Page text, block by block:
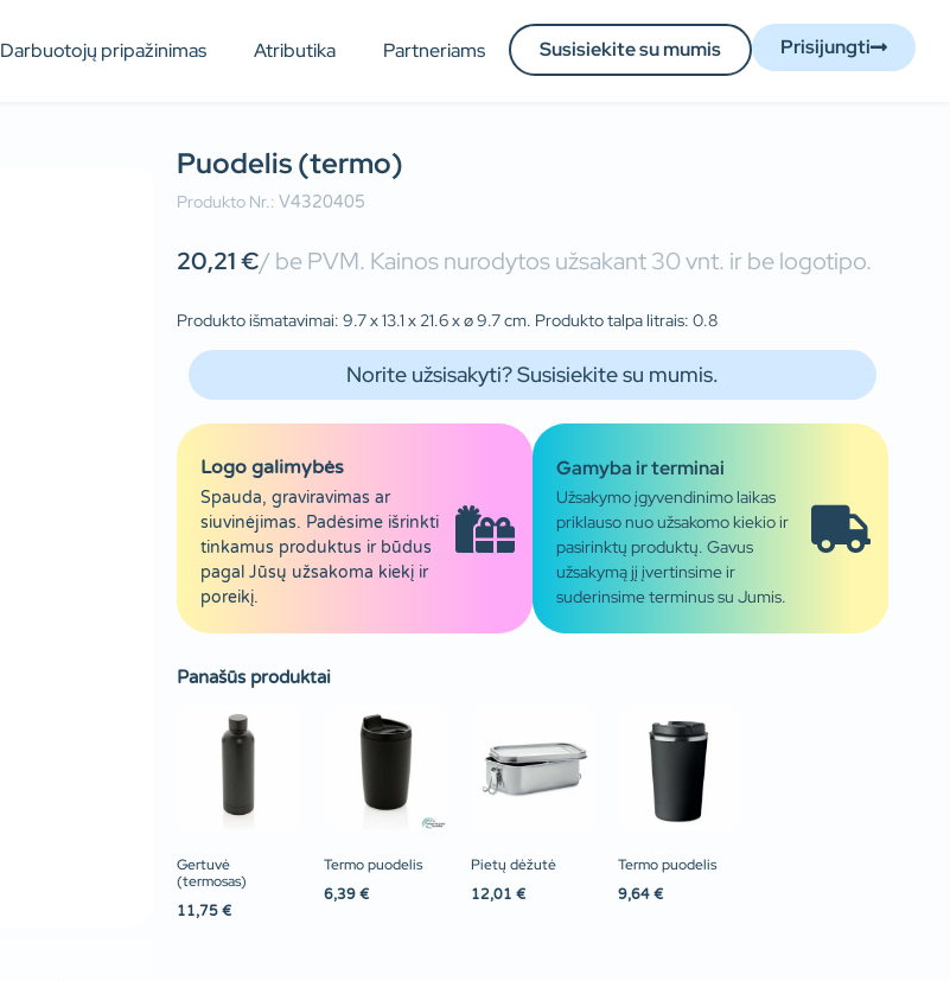
Darbuotojų pripažinimas Atributika Partneriams Susisiekite su mumis Prisijungti
Puodelis (termo)
Produkto Nr.: V4320405
20,21€/ be PVM. Kainos nurodytos užsakant 30 vnt. ir be logotipo.
Produkto išmatavimai: 9.7 x 13.1 x 21.6 x ø 9.7 cm. Produkto talpa litrais: 0.8
Norite užsisakyti? Susisiekite su mumis.
Logo galimybės
Spauda, graviravimas ar
siuvinėjimas. Padėsime išrinkti
tinkamus produktus ir būdus
pagal Jūsų užsakoma kiekį ir
poreikį.
Gamyba ir terminai
Užsakymo įgyvendinimo laikas
priklauso nuo užsakomo kiekio ir
pasirinktų produktų. Gavus
užsakymą jį įvertinsime ir
suderinsime terminus su Jumis.
Panašūs produktai
Gertuvė
(termosas)
11,75 €
Termo puodelis
6,39 €
Pietų dėžutė
12,01 €
Termo puodelis
9,64 €